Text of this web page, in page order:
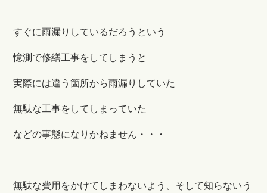
すぐに雨漏りしているだろうという
憶測で修繕工事をしてしまうと
実際には違う箇所から雨漏りしていた
無駄な工事をしてしまっていた
などの事態になりかねません・・・
無駄な費用をかけてしまわないよう、そして知らないう